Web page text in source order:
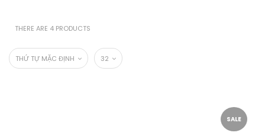
THERE ARE 4 PRODUCTS
THỨ TỰ MẶC ĐỊNH 32
SALE